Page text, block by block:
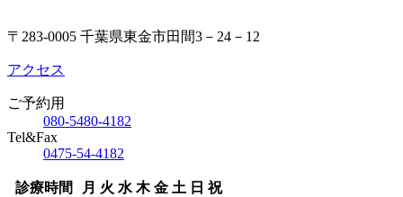
〒283-0005 千葉県東金市田間3－24－12
アクセス
ご予約用
080-5480-4182
Tel&Fax
0475-54-4182
診療時間 月 火 水 木 金 土 日 祝